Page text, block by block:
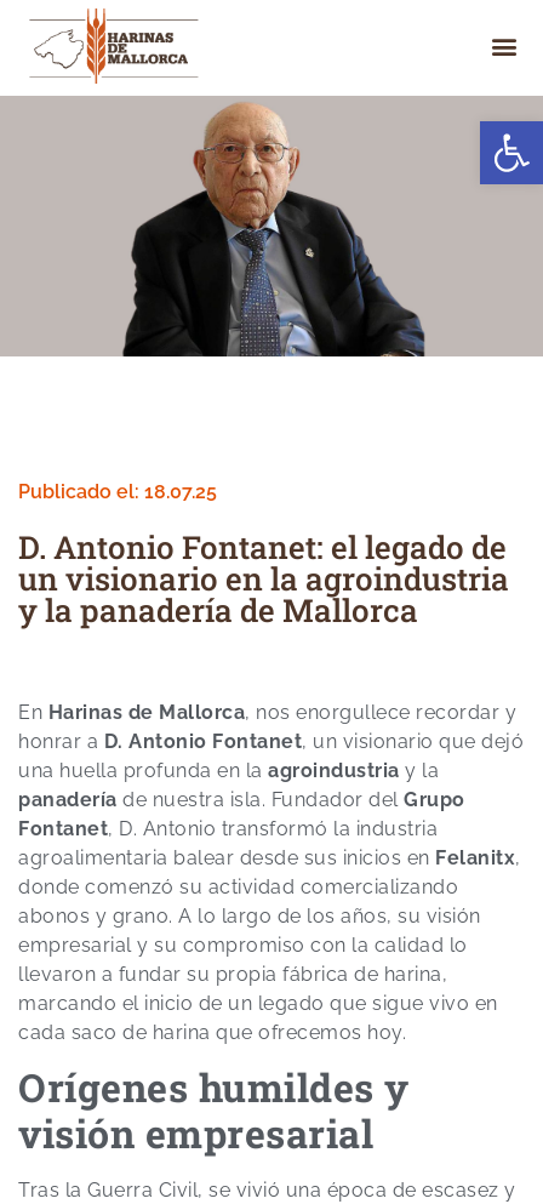
Abrir
Publicado el: 18.07.25
D. Antonio Fontanet: el legado de
un visionario en la agroindustria
y la panadería de Mallorca
En Harinas de Mallorca, nos enorgullece recordar y
honrar a D. Antonio Fontanet, un visionario que dejó
una huella profunda en la agroindustria y la
panadería de nuestra isla. Fundador del Grupo
Fontanet, D. Antonio transformó la industria
agroalimentaria balear desde sus inicios en Felanitx,
donde comenzó su actividad comercializando
abonos y grano. A lo largo de los años, su visión
empresarial y su compromiso con la calidad lo
llevaron a fundar su propia fábrica de harina,
marcando el inicio de un legado que sigue vivo en
cada saco de harina que ofrecemos hoy.
Orígenes humildes y
visión empresarial
Tras la Guerra Civil, se vivió una época de escasez y